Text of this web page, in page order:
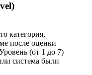
категория,
после оценки
(от 1 до 7)
система были